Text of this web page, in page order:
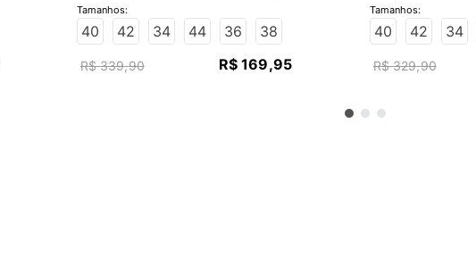
JEANS ESCURO
40 42 34 44 36 38
R$ 339,90 R$ 169,95
JEANS MÉDIO
40 42 34
R$ 329,90